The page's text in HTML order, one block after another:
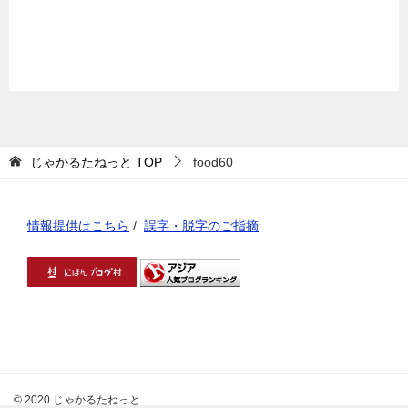
じゃかるたねっと TOP food60
情報提供はこちら / 誤字・脱字のご指摘
© 2020 じゃかるたねっと